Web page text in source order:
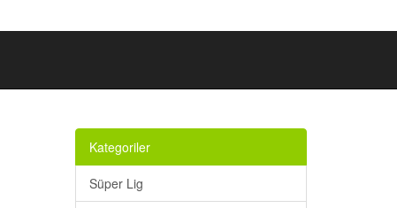
Kategoriler
Süper Lig